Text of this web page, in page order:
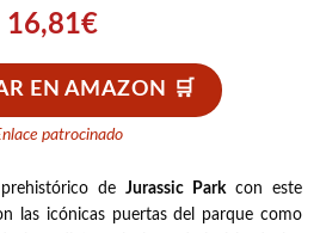
16,81€
EN AMAZON
patrocinado
de Jurassic Parkcon este
las icónicas puertas del parque como